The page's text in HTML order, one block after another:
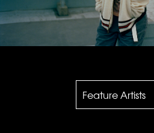
Feature Artists